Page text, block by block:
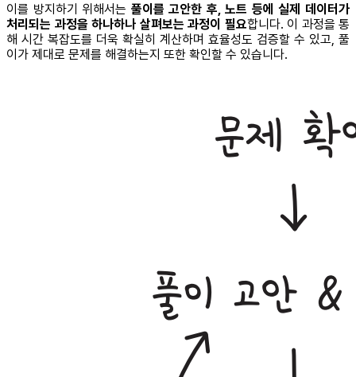
이를 방지하기 위해서는 풀이를 고안한 후, 노트 등에 실제 데이터가
처리되는 과정을 하나하나 살펴보는 과정이 필요합니다. 이 과정을 통
해 시간 복잡도를 더욱 확실히 계산하며 효율성도 검증할 수 있고, 풀
이가 제대로 문제를 해결하는지 또한 확인할 수 있습니다.